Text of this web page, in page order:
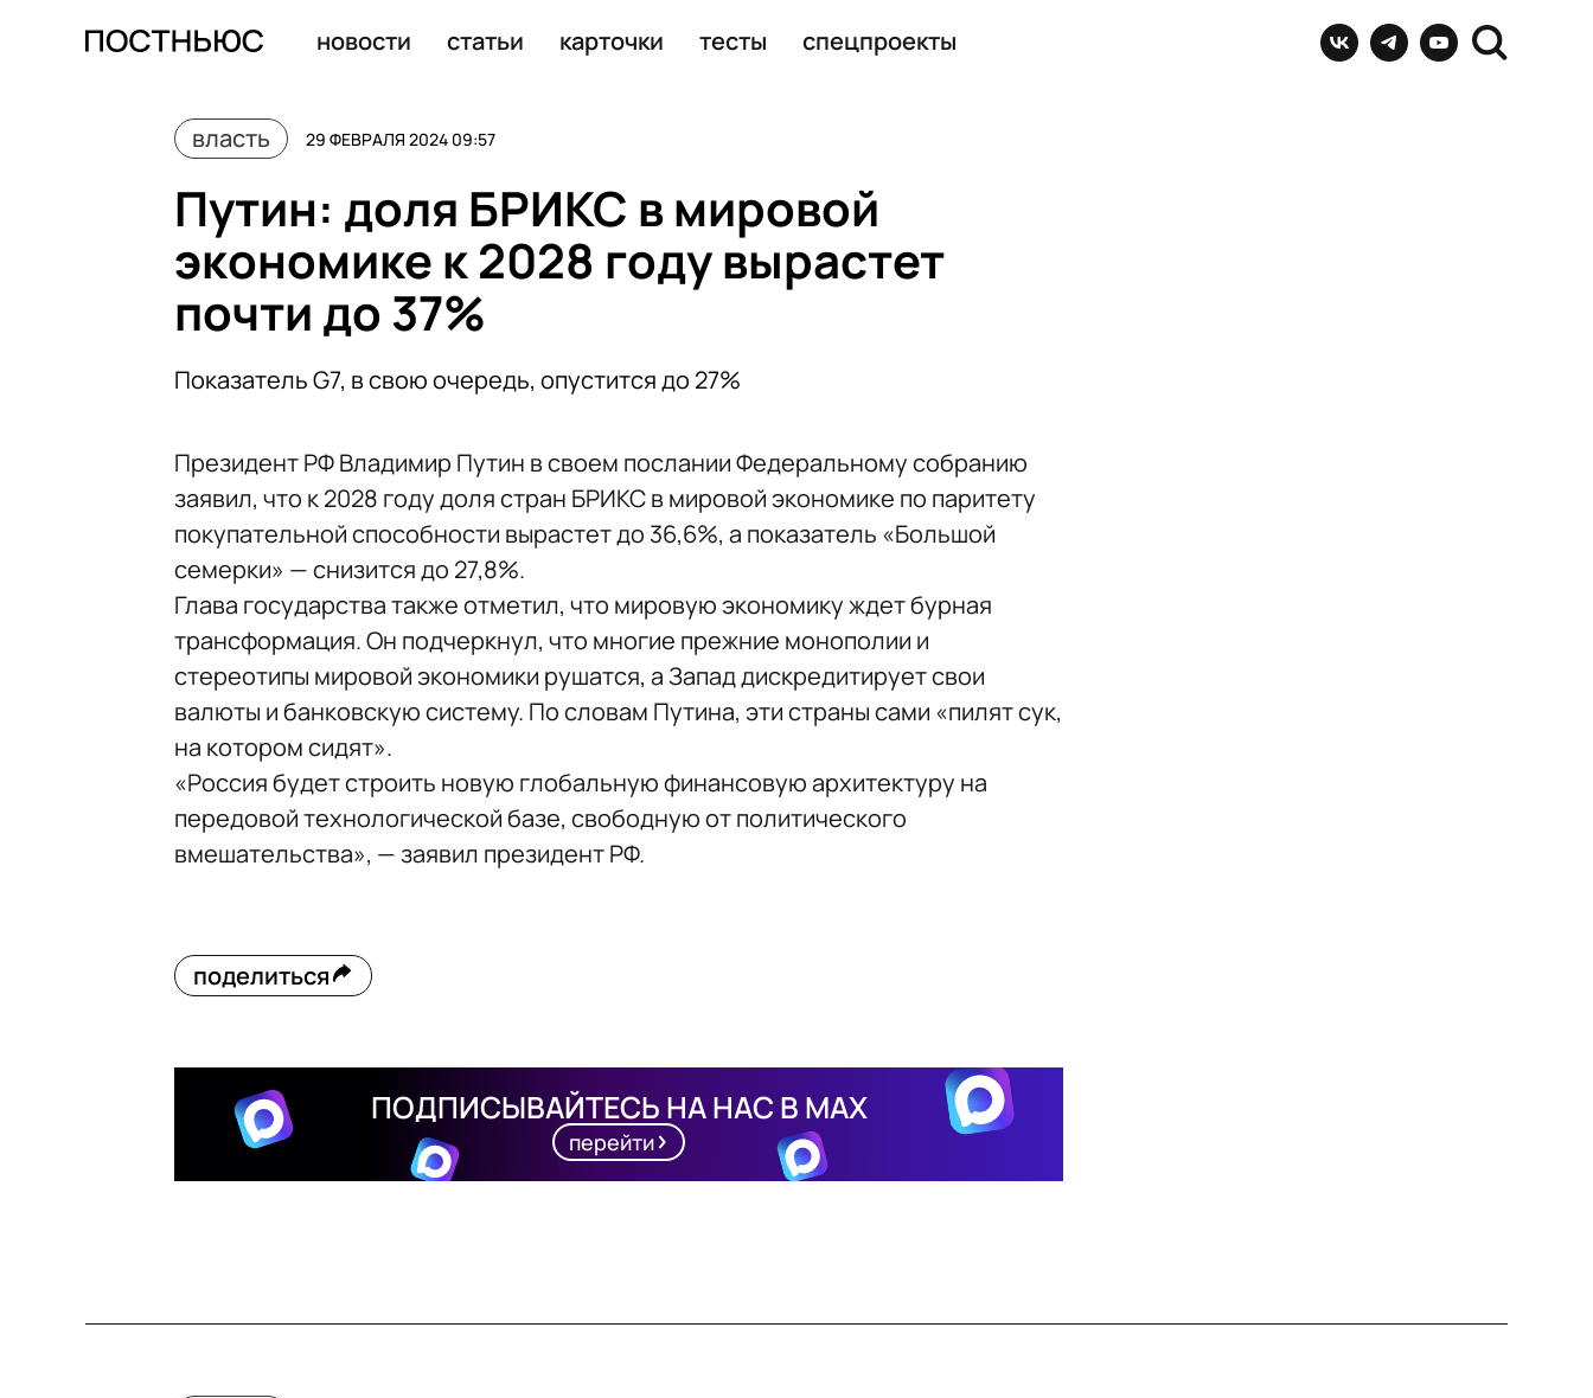
новости статьи карточки тесты спецпроекты
власть 29 ФЕВРАЛЯ 2024 09:57
Путин: доля БРИКС в мировой
экономике к 2028 году вырастет
почти до 37%
Показатель G7, в свою очередь, опустится до 27%
Президент РФ Владимир Путин в своем послании Федеральному собранию
заявил, что к 2028 году доля стран БРИКС в мировой экономике по паритету
покупательной способности вырастет до 36,6%, а показатель «Большой
семерки» — снизится до 27,8%.
Глава государства также отметил, что мировую экономику ждет бурная
трансформация. Он подчеркнул, что многие прежние монополии и
стереотипы мировой экономики рушатся, а Запад дискредитирует свои
валюты и банковскую систему. По словам Путина, эти страны сами «пилят сук,
на котором сидят».
«Россия будет строить новую глобальную финансовую архитектуру на
передовой технологической базе, свободную от политического
вмешательства», — заявил президент РФ.
поделиться
ПОДПИСЫВАЙТЕСЬ НА НАС В MAX
перейти